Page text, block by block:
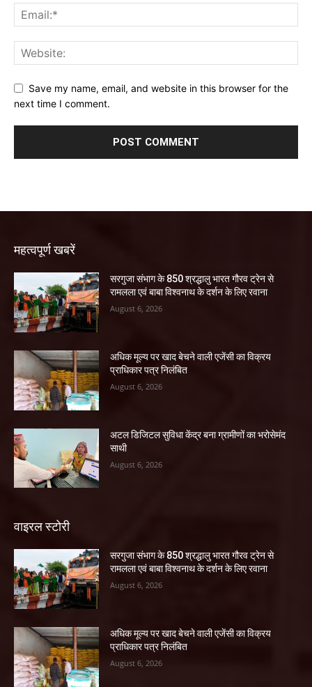
Save my name, email, and website in this browser for the
next time I comment.
महत्वपूर्ण खबरें
सरगुजा संभाग के 850 श्रद्धालु भारत गौरव ट्रेन से
रामलला एवं बाबा विश्वनाथ के दर्शन के लिए रवाना
August 6, 2026
अधिक मूल्य पर खाद बेचने वाली एजेंसी का विक्रय
प्राधिकार पत्र निलंबित
August 6, 2026
अटल डिजिटल सुविधा केंद्र बना ग्रामीणों का भरोसेमंद
साथी
August 6, 2026
वाइरल स्टोरी
सरगुजा संभाग के 850 श्रद्धालु भारत गौरव ट्रेन से
रामलला एवं बाबा विश्वनाथ के दर्शन के लिए रवाना
August 6, 2026
अधिक मूल्य पर खाद बेचने वाली एजेंसी का विक्रय
प्राधिकार पत्र निलंबित
August 6, 2026